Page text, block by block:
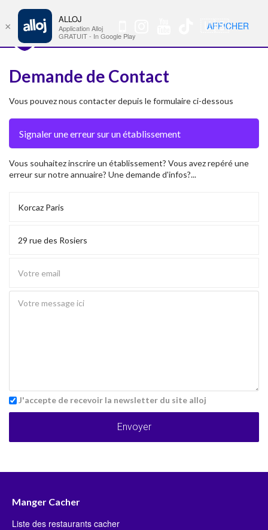
🇺🇸 Nav
Demande de Contact
Vous pouvez nous contacter depuis le formulaire ci-dessous
Vous souhaitez inscrire un établissement? Vous avez repéré une
erreur sur notre annuaire? Une demande d'infos?...
J'accepte de recevoir la newsletter du site alloj
Envoyer
Manger Cacher
Liste des restaurants cacher
×
ALLOJ
Application Alloj
GRATUIT - In Google Play
AFFICHER